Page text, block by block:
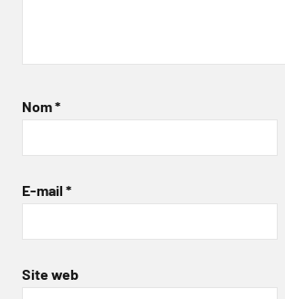
Nom*
E-mail *
Site web